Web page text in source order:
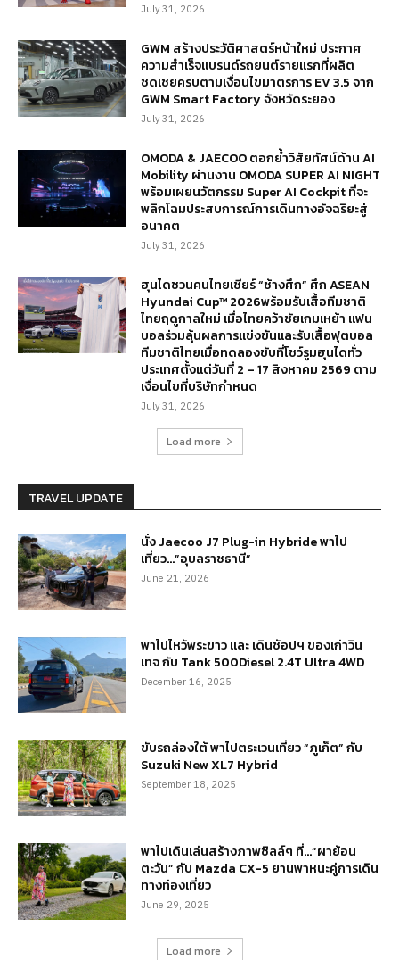
July 31, 2026
GWM สร้างประวัติศาสตร์หน้าใหม่ ประกาศ
ความสำเร็จแบรนด์รถยนต์รายแรกที่ผลิต
ชดเชยครบตามเงื่อนไขมาตรการ EV 3.5 จาก
GWM Smart Factory จังหวัดระยอง
July 31, 2026
OMODA & JAECOO ตอกย้ำวิสัยทัศน์ด้าน AI
Mobility ผ่านงาน OMODA SUPER AI NIGHT
พร้อมเผยนวัตกรรม Super AI Cockpit ที่จะ
พลิกโฉมประสบการณ์การเดินทางอัจฉริยะสู่
อนาคต
July 31, 2026
ฮุนไดชวนคนไทยเชียร์ “ช้างศึก” ศึก ASEAN
Hyundai Cup™ 2026พร้อมรับเสื้อทีมชาติ
ไทยฤดูกาลใหม่ เมื่อไทยคว้าชัยเกมเหย้า แฟน
บอลร่วมลุ้นผลการแข่งขันและรับเสื้อฟุตบอล
ทีมชาติไทยเมื่อทดลองขับที่โชว์รูมฮุนไดทั่ว
ประเทศตั้งแต่วันที่ 2 – 17 สิงหาคม 2569 ตาม
เงื่อนไขที่บริษัทกำหนด
July 31, 2026
Load more
TRAVEL UPDATE
นั่ง Jaecoo J7 Plug-in Hybride พาไป
เที่ยว…”อุบลราชธานี”
June 21, 2026
พาไปไหว้พระขาว และ เดินช้อปฯ ของเก่าวิน
เทจ กับ Tank 500Diesel 2.4T Ultra 4WD
December 16, 2025
ขับรถล่องใต้ พาไปตระเวนเที่ยว “ภูเก็ต” กับ
Suzuki New XL7 Hybrid
September 18, 2025
พาไปเดินเล่นสร้างภาพชิลล์ๆ ที่…“ผาย้อน
ตะวัน” กับ Mazda CX-5 ยานพาหนะคู่การเดิน
ทางท่องเที่ยว
June 29, 2025
Load more